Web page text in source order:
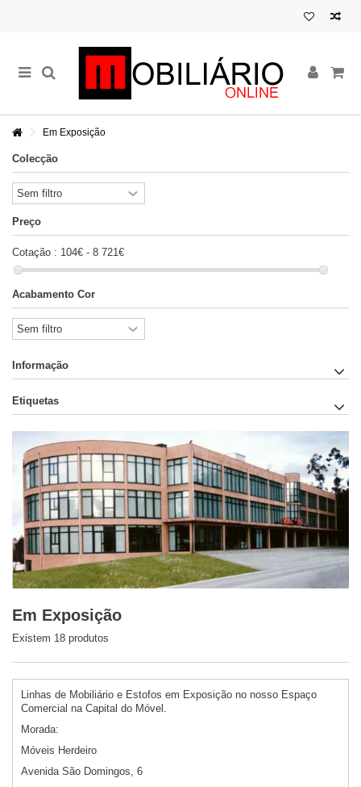
Em Exposição
Colecção
Preço
Cotação : 104€ - 8 721€
Acabamento Cor
Informação
Etiquetas
Em Exposição
Existem 18 produtos
Linhas de Mobiliário e Estofos em Exposição no nosso Espaço
Comercial na Capital do Móvel.
Morada:
Móveis Herdeiro
Avenida São Domingos, 6